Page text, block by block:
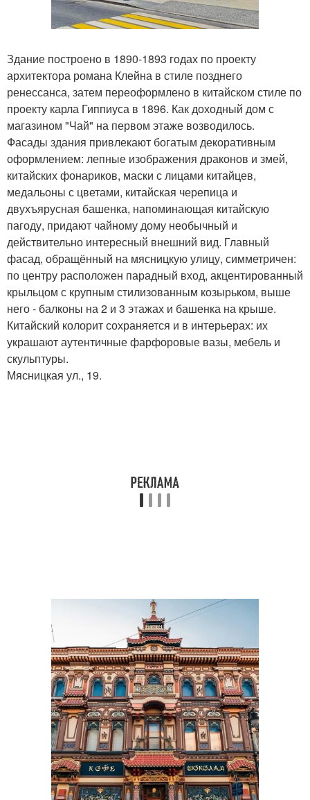
Здание построено в 1890-1893 годах по проекту
архитектора романа Клейна в стиле позднего
ренессанса, затем переоформлено в китайском стиле по
проекту карла Гиппиуса в 1896. Как доходный дом с
магазином "Чай" на первом этаже возводилось.
Фасады здания привлекают богатым декоративным
оформлением: лепные изображения драконов и змей,
китайских фонариков, маски с лицами китайцев,
медальоны с цветами, китайская черепица и
двухъярусная башенка, напоминающая китайскую
пагоду, придают чайному дому необычный и
действительно интересный внешний вид. Главный
фасад, обращённый на мясницкую улицу, симметричен:
по центру расположен парадный вход, акцентированный
крыльцом с крупным стилизованным козырьком, выше
него - балконы на 2 и 3 этажах и башенка на крыше.
Китайский колорит сохраняется и в интерьерах: их
украшают аутентичные фарфоровые вазы, мебель и
скульптуры.
Мясницкая ул., 19.